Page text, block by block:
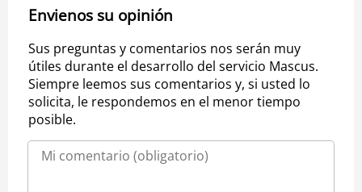
Envienos su opinión
Sus preguntas y comentarios nos serán muy
útiles durante el desarrollo del servicio Mascus.
Siempre leemos sus comentarios y, si usted lo
solicita, le respondemos en el menor tiempo
posible.